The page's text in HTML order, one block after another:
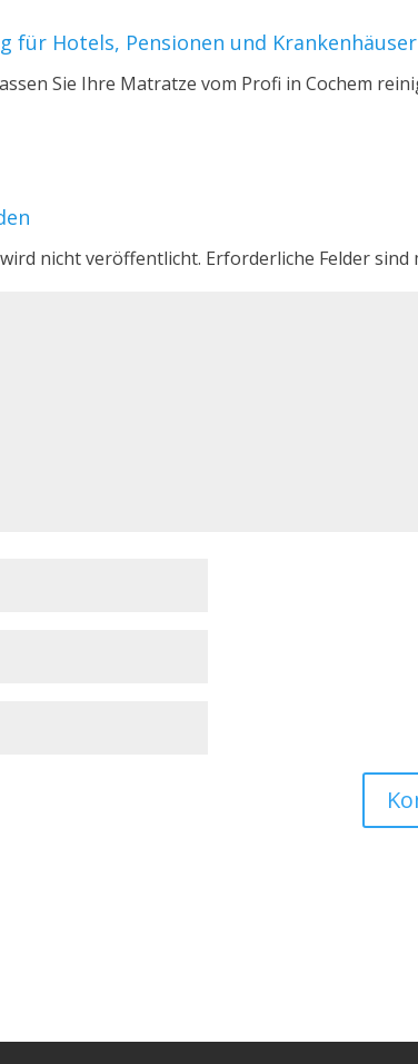
für Hotels, Pensionen und Krankenhäuser
Sie Ihre Matratze vom Profi in Cochem
nicht veröffentlicht. Erforderliche Felder